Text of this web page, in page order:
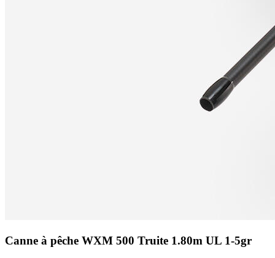
Canne à pêche WXM 500 Truite 1.80m UL 1-5gr